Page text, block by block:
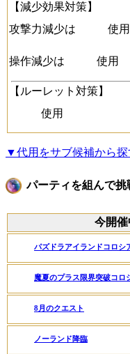
【減少効果対策】
攻撃力減少は
使用
操作減少は 使用
【ルーレット対策】
使用
▼代用をサブ候補から探
パーティを組んで挑
今開催
パズドラアイランドコロシ
魔夏のプラス限界突破コロ
8月のクエスト
ノーランド降臨